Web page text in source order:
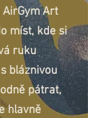
Art
míst, kde si
ruku
bláznivou
pátrat,
hlavně